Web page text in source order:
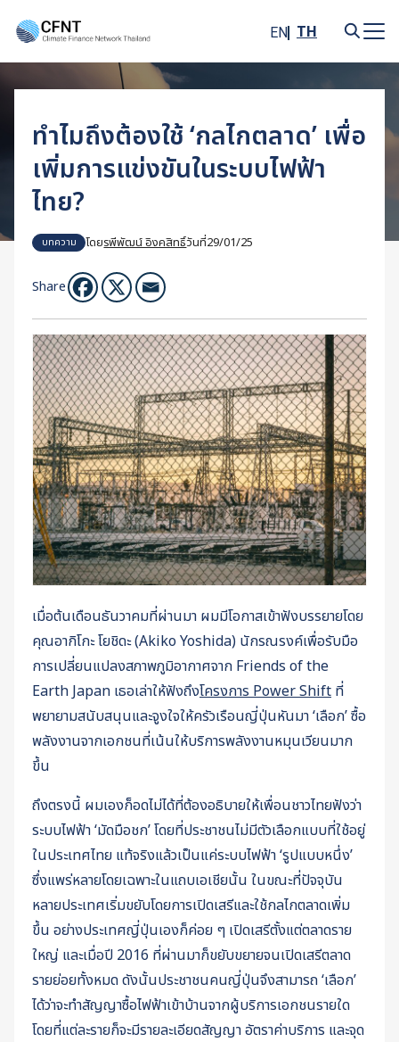
for:
EN TH
ทำไมถึงต้องใช้ ‘กลไกตลาด’ เพื่อ
เพิ่มการแข่งขันในระบบไฟฟ้า
ไทย?
บทความ โดยรพีพัฒน์ อิงคสิทธิ์วันที่29/01/25
Share
เมื่อต้นเดือนธันวาคมที่ผ่านมา ผมมีโอกาสเข้าฟังบรรยายโดย
คุณอากิโกะ โยชิดะ (Akiko Yoshida) นักรณรงค์เพื่อรับมือ
การเปลี่ยนแปลงสภาพภูมิอากาศจาก Friends of the
Earth Japan เธอเล่าให้ฟังถึงโครงการ Power Shift ที่
พยายามสนับสนุนและจูงใจให้ครัวเรือนญี่ปุ่นหันมา ‘เลือก’ ซื้อ
พลังงานจากเอกชนที่เน้นให้บริการพลังงานหมุนเวียนมาก
ขึ้น
ถึงตรงนี้ ผมเองก็อดไม่ได้ที่ต้องอธิบายให้เพื่อนชาวไทยฟังว่า
ระบบไฟฟ้า ‘มัดมือชก’ โดยที่ประชาชนไม่มีตัวเลือกแบบที่ใช้อยู่
ในประเทศไทย แท้จริงแล้วเป็นแค่ระบบไฟฟ้า ‘รูปแบบหนึ่ง’
ซึ่งแพร่หลายโดยเฉพาะในแถบเอเชียนั้น ในขณะที่ปัจจุบัน
หลายประเทศเริ่มขยับโดยการเปิดเสรีและใช้กลไกตลาดเพิ่ม
ขึ้น อย่างประเทศญี่ปุ่นเองก็ค่อย ๆ เปิดเสรีตั้งแต่ตลาดราย
ใหญ่ และเมื่อปี 2016 ที่ผ่านมาก็ขยับขยายจนเปิดเสรีตลาด
รายย่อยทั้งหมด ดังนั้นประชาชนคนญี่ปุ่นจึงสามารถ ‘เลือก’
ได้ว่าจะทำสัญญาซื้อไฟฟ้าเข้าบ้านจากผู้บริการเอกชนรายใด
โดยที่แต่ละรายก็จะมีรายละเอียดสัญญา อัตราค่าบริการ และจุด